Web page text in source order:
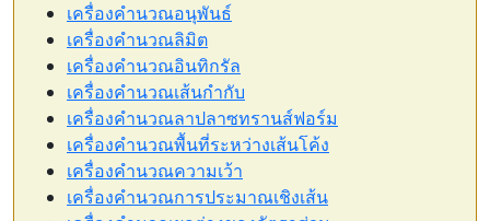
เครื่องคำนวณอนุพันธ์
เครื่องคำนวณลิมิต
เครื่องคำนวณอินทิกรัล
เครื่องคำนวณเส้นกำกับ
เครื่องคำนวณลาปลาซทรานส์ฟอร์ม
เครื่องคำนวณพื้นที่ระหว่างเส้นโค้ง
เครื่องคำนวณความเว้า
เครื่องคำนวณการประมาณเชิงเส้น